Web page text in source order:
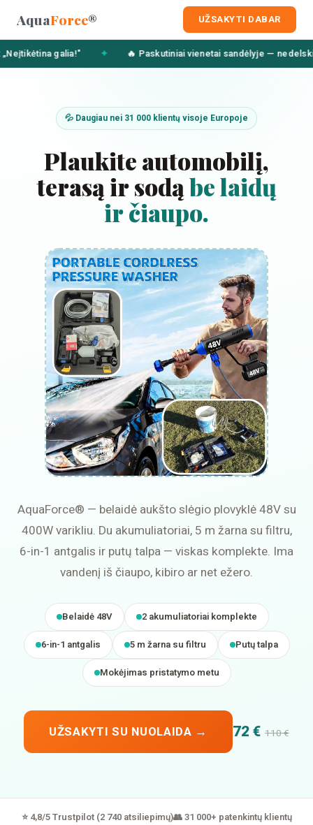
AquaForce® UŽSAKYTI DABAR
✦ 🔥 Paskutiniai vienetai sandėlyje — nedelskite ✦ 🛒
💦 Daugiau nei 31 000 klientų visoje Europoje
Plaukite automobilį,
terasą ir sodąbe laidų
ir čiaupo.
AquaForce® — belaidė aukšto slėgio plovyklė 48V su
400W varikliu. Du akumuliatoriai, 5 m žarna su filtru,
6-in-1 antgalis ir putų talpa — viskas komplekte. Ima
vandenį iš čiaupo, kibiro ar net ežero.
Belaidė 48V
2 akumuliatoriai komplekte
6-in-1 antgalis
5 m žarna su filtru
Putų talpa
Mokėjimas pristatymo metu
UŽSAKYTI SU NUOLAIDA → 72 € 110 €
⭐ 4,8/5 Trustpilot (2 740 atsiliepimų)👥 31 000+ patenkintų klientų